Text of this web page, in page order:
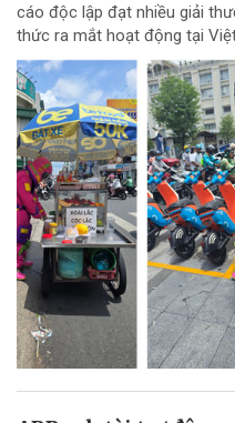
cáo độc lập đạt nhiều giải
thức ra mắt hoạt động tại